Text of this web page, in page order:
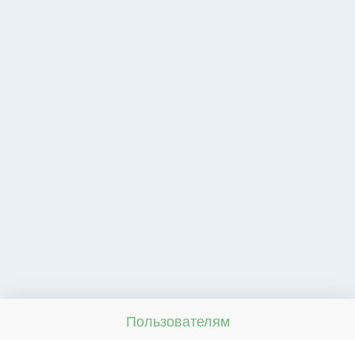
Пользователям